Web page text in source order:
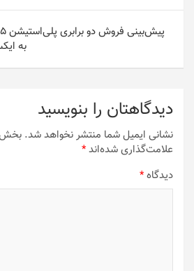
به
دیدگاهتان را بنویسید
نشانی ایمیل شما منتشر نخواهد شد.
علامت‌گذاری شده‌اند*
دیدگاه*